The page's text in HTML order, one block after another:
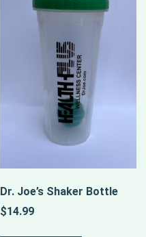
Dr. Joe’s Shaker Bottle
$14.99